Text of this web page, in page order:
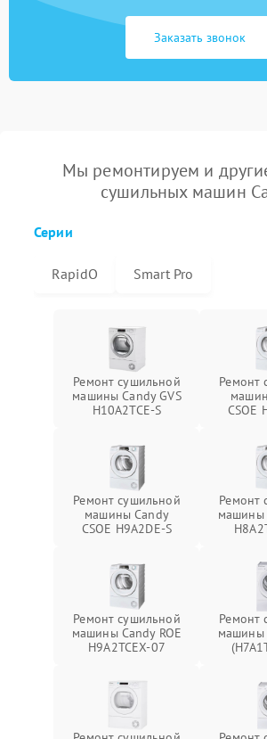
Заказать звонок
Мы ремонтируем и
сушильных машин
Серии
RapidO Smart Pro
Ремонт сушильной
машины Candy GVS
H10A2TCE-S
Ремонт
CSOE
Ремонт сушильной
машины Candy
CSOE H9A2DE-S
Ремонт
машины
Ремонт сушильной
машины Candy ROE
H9A2TCEX-07
Ремонт
машины